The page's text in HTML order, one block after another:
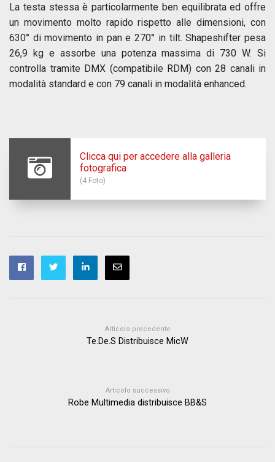
La testa stessa è particolarmente ben equilibrata ed offre
un movimento molto rapido rispetto alle dimensioni, con
630° di movimento in pan e 270° in tilt. Shapeshifter pesa
26,9 kg e assorbe una potenza massima di 730 W. Si
controlla tramite DMX (compatibile RDM) con 28 canali in
modalità standard e con 79 canali in modalità enhanced.
Clicca qui per accedere alla galleria
fotografica
(4 Foto)
Articolo precedente
Te.De.S Distribuisce MicW
Articolo successivo
Robe Multimedia distribuisce BB&S